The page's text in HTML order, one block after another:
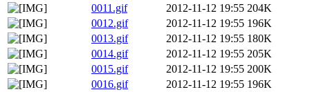
0011.gif
2012-11-12 19:55 204K
0012.gif
2012-11-12 19:55 196K
0013.gif
2012-11-12 19:55 180K
0014.gif
2012-11-12 19:55 205K
0015.gif
2012-11-12 19:55 200K
0016.gif
2012-11-12 19:55 196K